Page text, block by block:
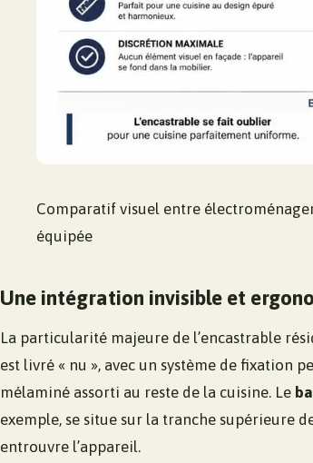
Comparatif visuel entre
équipée
Une intégration invisible et
La particularité majeure de l’encastrable
est livré « nu », avec un système de fixation
mélaminé assorti au reste de la cuisine. Le
exemple, se situe sur la tranche supérieure
entrouvre l’appareil.